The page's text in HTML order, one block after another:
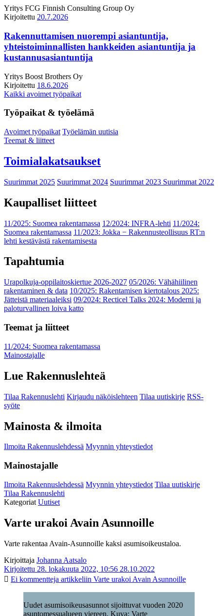
Yritys FCG Finnish Consulting Group Oy
Kirjoitettu 20.7.2026
Rakennuttamisen nuorempi asiantuntija,
yhteistoiminnallisten hankkeiden asiantuntija ja
kustannusasiantuntija
Yritys Boost Brothers Oy
Kirjoitettu 18.6.2026
Kaikki avoimet työpaikat
Työpaikat & työelämä
Avoimet työpaikat Työelämän uutisia
Teemat & liitteet
Toimialakatsaukset
Suurimmat 2025 Suurimmat 2024 Suurimmat 2023 Suurimmat 2022
Kaupalliset liitteet
11/2025: Suomea rakentamassa 12/2024: INFRA-lehti 11/2024:
Suomea rakentamassa 11/2023: Jokka − Rakennusteollisuus RT:n
lehti kestävästä rakentamisesta
Tapahtumia
Urapolkuja-oppilaitoskiertue 2026-2027 05/2026: Vähähiilinen
rakentaminen & data 10/2025: Rakentamisen kiertotalous 2025:
Jätteistä materiaaleiksi 09/2024: Recticel Talks 2024: Moderni ja
paloturvallinen loiva katto
Teemat ja liitteet
11/2024: Suomea rakentamassa
Mainostajalle
Lue Rakennuslehteä
Tilaa Rakennuslehti Kirjaudu näköislehteen Tilaa uutiskirje RSS-
syöte
Mainosta & ilmoita
Ilmoita Rakennuslehdessä Myynnin yhteystiedot
Mainostajalle
Ilmoita Rakennuslehdessä Myynnin yhteystiedot Tilaa uutiskirje
Tilaa Rakennuslehti
Kategoriat Uutiset
Varte urakoi Avain Asunnoille
Varte rakentaa Avain-Asunnoille kaksi asumisoikeustaloa.
Kirjoittaja Johanna Aatsalo
Kirjoitettu 28. lokakuuta 2022, 10:56 28.10.2022
Ei kommentteja artikkeliin Varte urakoi Avain Asunnoille
Uudet asumisoikeusasunnot sijoittuvat vuoden 2020
asuntomessualueen viereen. Kuva: Varte